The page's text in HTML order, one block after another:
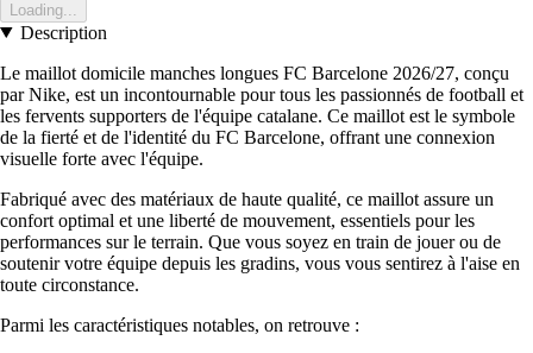
Loading...
Description
Le maillot domicile manches longues FC Barcelone 2026/27, conçu
par Nike, est un incontournable pour tous les passionnés de football et
les fervents supporters de l'équipe catalane. Ce maillot est le symbole
de la fierté et de l'identité du FC Barcelone, offrant une connexion
visuelle forte avec l'équipe.
Fabriqué avec des matériaux de haute qualité, ce maillot assure un
confort optimal et une liberté de mouvement, essentiels pour les
performances sur le terrain. Que vous soyez en train de jouer ou de
soutenir votre équipe depuis les gradins, vous vous sentirez à l'aise en
toute circonstance.
Parmi les caractéristiques notables, on retrouve :